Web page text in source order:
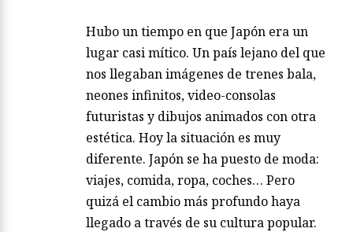
Hubo un tiempo en que Japón era un
lugar casi mítico. Un país lejano del que
nos llegaban imágenes de trenes bala,
neones infinitos, video-consolas
futuristas y dibujos animados con otra
estética. Hoy la situación es muy
diferente. Japón se ha puesto de moda:
viajes, comida, ropa, coches… Pero
quizá el cambio más profundo haya
llegado a través de su cultura popular.